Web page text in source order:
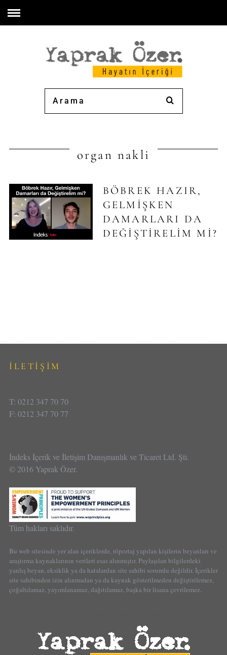
organ nakli
BÖBREK HAZIR,
GELMIŞKEN
DAMARLARI DA
DEĞIŞTIRELIM MI?
İLETİŞİM
T: 0212 347 70 70
F: 0212 347 70 77
İndeks İçerik ve İletişim Danışmanlık ve Ticaret Ltd. Şti.
© 2016 Yaprak Özer.
Tüm hakları saklıdır.
Bu web sitesinde yer alan içeriklerde, röportaj yapılan kişilerin beyanları ve
araştırma kaynaklarının verileri esas alınmıştır. Paylaşılan bilgilerdeki
yanlış beyan, eksiklik ya da hatalardan site sahibi sorumlu değildir. İçerikler
site sahibinden izin alınmadan ya da kaynak gösterilmeden değiştirilemez,
çoğaltılamaz, yayımlanamaz, dağıtılamaz, başka bir lisana çevrilemez.